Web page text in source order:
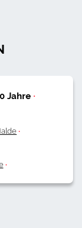
Jahre ·
·
·